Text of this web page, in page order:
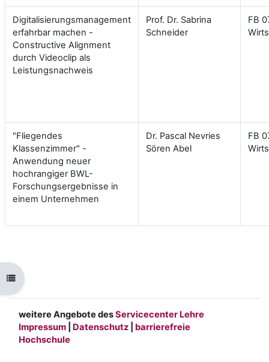
Kursindex öffnen
Digitalisierungsmanagement
erfahrbar machen -
Constructive Alignment
durch Videoclip als
Leistungsnachweis
Prof. Dr. Sabrina
Schneider
FB
"Fliegendes
Klassenzimmer" -
Anwendung neuer
hochrangiger BWL-
Forschungsergebnisse in
einem Unternehmen
Dr. Pascal Nevries
Sören Abel
FB
weitere Angebote desServicecenter Lehre
Impressum
Datenschutz
barrierefreie
Hochschule